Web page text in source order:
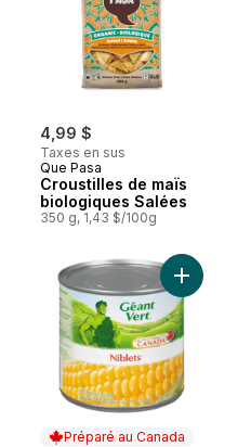
4,99 $
Taxes en sus
Que Pasa
Croustilles de maïs
biologiques Salées
350 g, 1,43 $/100g
Limonade à la Goyave au panier
Préparé au Canada
Ajouter